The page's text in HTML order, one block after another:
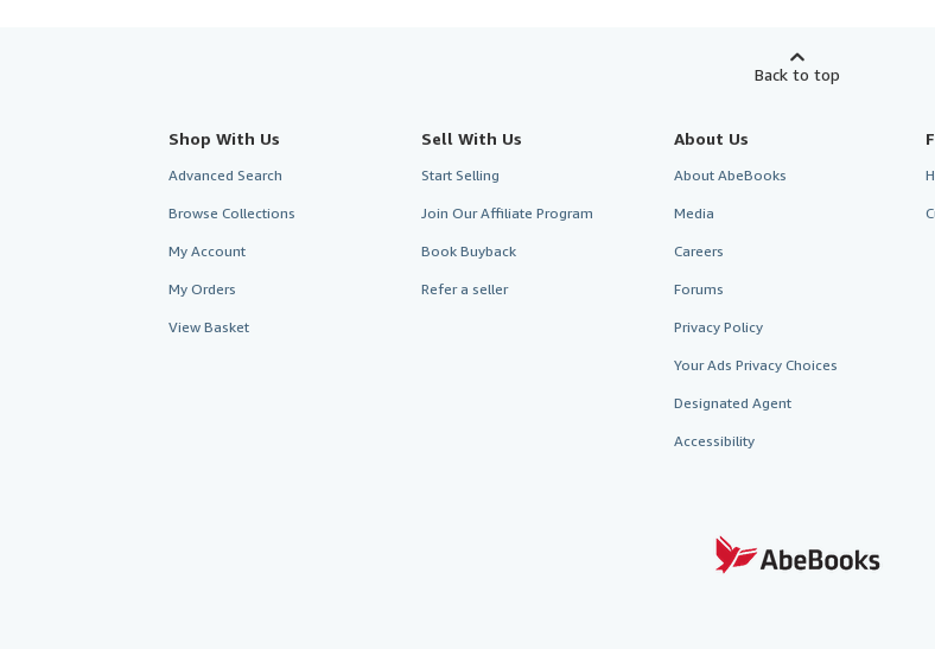
Back to top
Shop With Us
Advanced Search
Browse Collections
My Account
My Orders
View Basket
Sell With Us
Start Selling
Join Our Affiliate Program
Book Buyback
Refer a seller
About Us
About AbeBooks
Media
Careers
Forums
Privacy Policy
Your Ads Privacy Choices
Designated Agent
Accessibility